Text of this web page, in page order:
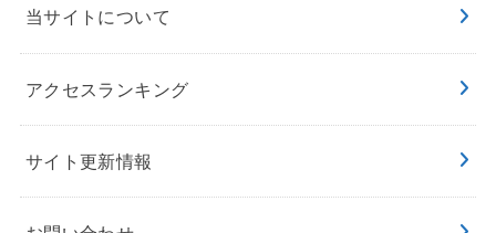
当サイトについて
アクセスランキング
サイト更新情報